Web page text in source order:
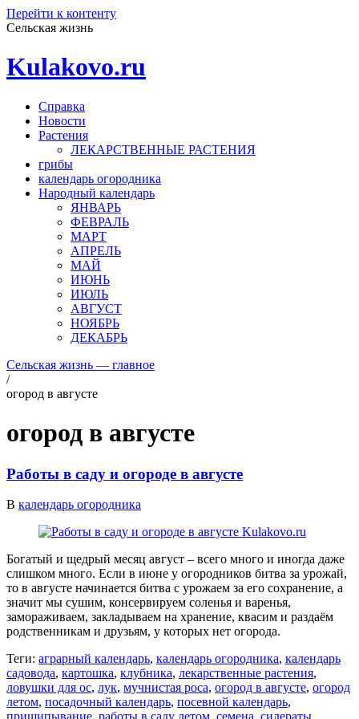
Перейти к контенту
Сельская жизнь
Kulakovo.ru
Справка
Новости
Растения
ЛЕКАРСТВЕННЫЕ РАСТЕНИЯ
грибы
календарь огородника
Народный календарь
ЯНВАРЬ
ФЕВРАЛЬ
МАРТ
АПРЕЛЬ
МАЙ
ИЮНЬ
ИЮЛЬ
АВГУСТ
НОЯБРЬ
ДЕКАБРЬ
Сельская жизнь — главное
/
огород в августе
огород в августе
Работы в саду и огороде в августе
В календарь огородника
Богатый и щедрый месяц август – всего много и иногда даже
слишком много. Если в июне у огородников битва за урожай,
то в августе начинается битва с урожаем за его сохранение, а
значит мы сушим, консервируем соленья и варенья,
замораживаем, закладываем на хранение, квасим и раздаём
родственникам и друзьям, у которых нет огорода.
Теги: аграрный календарь, календарь огородника, календарь
садовода, картошка, клубника, лекарственные растения,
ловушки для ос, лук, мучнистая роса, огород в августе, огород
летом, посадочный календарь, посевной календарь,